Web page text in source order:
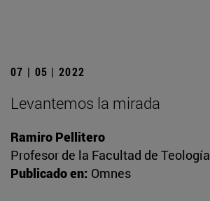
07 | 05 | 2022
Levantemos la mirada
Ramiro Pellitero
Profesor de la Facultad de Teología
Publicado en: Omnes